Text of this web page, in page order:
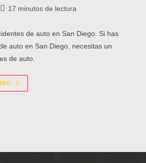
17 minutos de lectura
de auto en San Diego. Si has
auto en San Diego, necesitas un
de auto.